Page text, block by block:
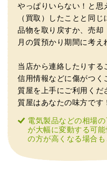
（兵庫県神戸市）別のお店
額を提示いただけたので即
任せできそうです!
管に関する知識も教えて頂
やっぱりいらない！と思
（買取）したことと同じ
品物を取り戻すか、売却
月の質預かり期間に考え
当店から連絡したりする
信用情報などに傷がつく
質屋を上手にご利用くだ
質屋はあなたの味方です
電気製品などの相場
が大幅に変動する可
の方が高くなる場合も